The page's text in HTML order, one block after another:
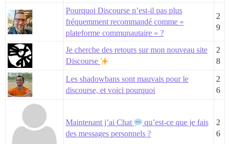
Pourquoi Discourse n’est-il pas plus
fréquemment recommandé comme «
plateforme communautaire » ?
2
9
Je cherche des retours sur mon nouveau site
Discourse
2
8
Les shadowbans sont mauvais pour le
discourse, et voici pourquoi
2
6
Maintenant j’ai Chat
qu’est-ce que je fais
des messages personnels ?
2
6